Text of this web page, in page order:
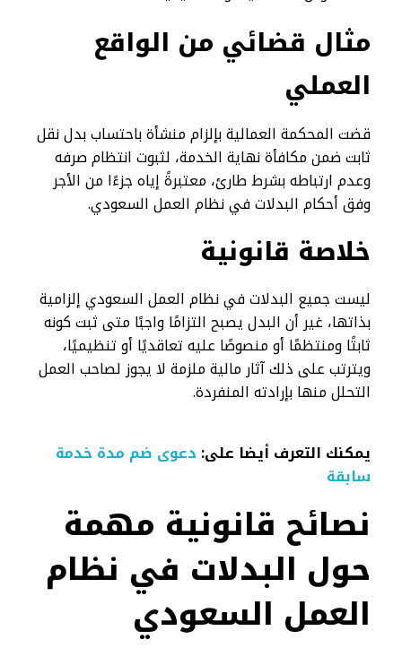
مثال قضائي من الواقع
العملي
قضت المحكمة العمالية بإلزام منشأة باحتساب بدل نقل
ثابت ضمن مكافأة نهاية الخدمة، لثبوت انتظام صرفه
وعدم ارتباطه بشرط طارئ، معتبرةً إياه جزءًا من الأجر
وفق أحكام البدلات في نظام العمل السعودي.
خلاصة قانونية
ليست جميع البدلات في نظام العمل السعودي إلزامية
بذاتها، غير أن البدل يصبح التزامًا واجبًا متى ثبت كونه
ثابتًا ومنتظمًا أو منصوصًا عليه تعاقديًا أو تنظيميًا،
ويترتب على ذلك آثار مالية ملزمة لا يجوز لصاحب العمل
التحلل منها بإرادته المنفردة.
يمكنك التعرف أيضا على: دعوى ضم مدة خدمة
سابقة
نصائح قانونية مهمة
حول البدلات في نظام
العمل السعودي